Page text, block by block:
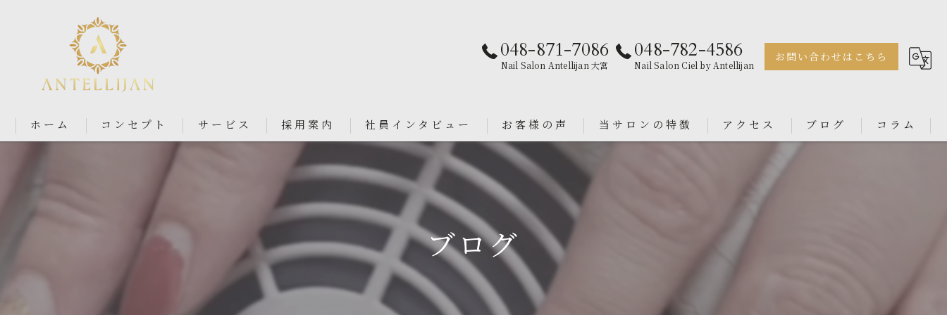
048-871-7086
Nail Salon Antellijan 大宮
048-782-4586
Nail Salon Ciel by Antellijan
お問い合わせはこちら
ホーム コンセプト サービス
Nail Salon Ciel By Antellijan
採用案内 社員インタビュー お客様の声 当サロンの特徴 アクセス
Nail Salon Antellijan 大宮
ブログ コラム
ブログ